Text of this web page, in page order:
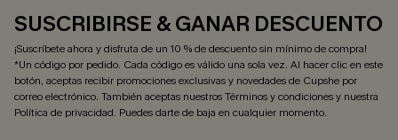
SUSCRIBIRSE & GANAR DESCUENTO
¡Suscríbete ahora y disfruta de un 10 % de descuento sin mínimo de compra!
*Un código por pedido. Cada código es válido una sola vez. Al hacer clic en este
botón, aceptas recibir promociones exclusivas y novedades de Cupshe por
correo electrónico. También aceptas nuestrosTérminos y condicionesy nuestra
Política de privacidad. Puedes darte de baja en cualquier momento.